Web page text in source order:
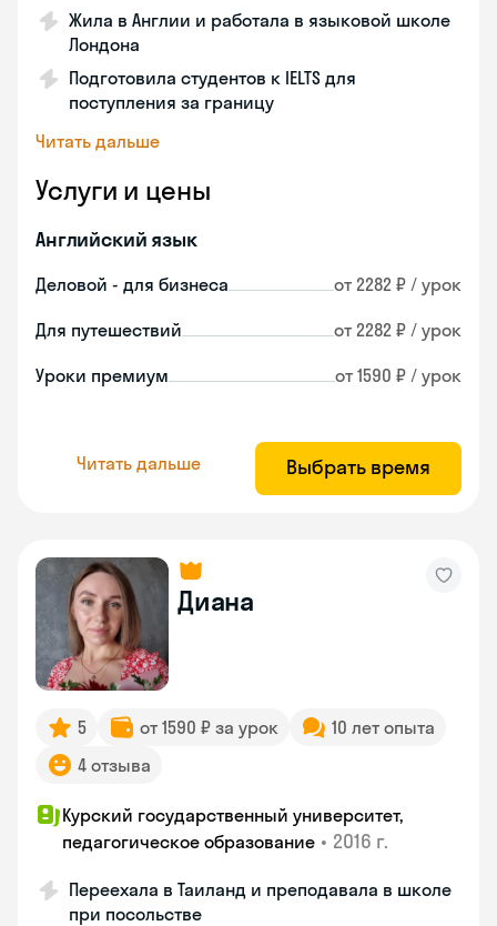
Жила в Англии и работала в языковой школе
Лондона
Подготовила студентов к IELTS для
поступления за границу
Читать дальше
Услуги и цены
Английский язык
Деловой - для бизнеса от 2282 ₽ / урок
Для путешествий от 2282 ₽ / урок
Уроки премиум от 1590 ₽ / урок
Читать дальше Выбрать время
Диана
5 от 1590 ₽ за урок
10 лет опыта
4 отзыва
Курский государственный университет,
педагогическое образование • 2016 г.
Переехала в Таиланд и преподавала в школе
при посольстве